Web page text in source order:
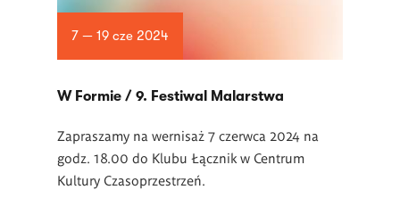
7 — 19 cze 2024
W Formie / 9. Festiwal Malarstwa
Zapraszamy na wernisaż 7 czerwca 2024 na
godz. 18.00 do Klubu Łącznik w Centrum
Kultury Czasoprzestrzeń.